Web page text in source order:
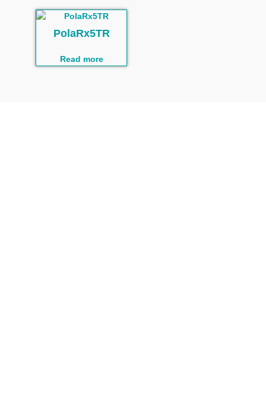
PolaRx5TR
Read more